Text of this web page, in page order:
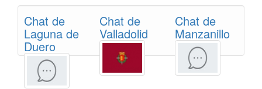
Chat de
Laguna de
Duero
Chat de
Valladolid
Chat de
Manzanillo